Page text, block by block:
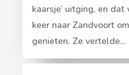
kaarsje’ uitging, en dat
keer naar Zandvoort
genieten. Ze vertelde...